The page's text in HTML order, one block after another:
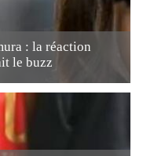
: la réaction
le buzz